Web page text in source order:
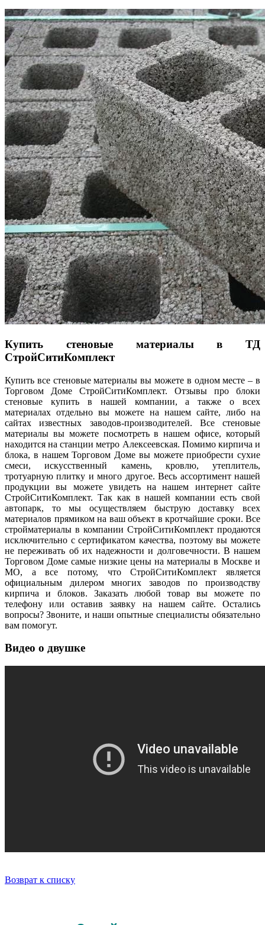
Купить стеновые материалы в ТД
СтройСитиКомплект
Купить все стеновые материалы вы можете в одном месте – в
Торговом Доме СтройСитиКомплект. Отзывы про блоки
стеновые купить в нашей компании, а также о всех
материалах отдельно вы можете на нашем сайте, либо на
сайтах известных заводов-производителей. Все стеновые
материалы вы можете посмотреть в нашем офисе, который
находится на станции метро Алексеевская. Помимо кирпича и
блока, в нашем Торговом Доме вы можете приобрести сухие
смеси, искусственный камень, кровлю, утеплитель,
тротуарную плитку и много другое. Весь ассортимент нашей
продукции вы можете увидеть на нашем интернет сайте
СтройСитиКомплект. Так как в нашей компании есть свой
автопарк, то мы осуществляем быструю доставку всех
материалов прямиком на ваш объект в кротчайшие сроки. Все
стройматериалы в компании СтройСитиКомплект продаются
исключительно с сертификатом качества, поэтому вы можете
не переживать об их надежности и долговечности. В нашем
Торговом Доме самые низкие цены на материалы в Москве и
МО, а все потому, что СтройСитиКомплект является
официальным дилером многих заводов по производству
кирпича и блоков. Заказать любой товар вы можете по
телефону или оставив заявку на нашем сайте. Остались
вопросы? Звоните, и наши опытные специалисты обязательно
вам помогут.
Видео о двушке
Возврат к списку